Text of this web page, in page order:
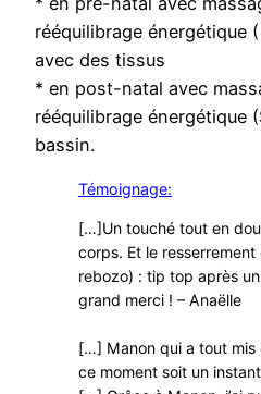
rééquilibrage énergétique
avec des tissus
* en post-natal avec
rééquilibrage énergétique
bassin.
Témoignage:
[…]Un touché tout en
corps. Et le resserrement
rebozo) : tip top après
grand merci ! – Anaëlle
[…] Manon qui a tout mis
ce moment soit un